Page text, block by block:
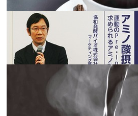
【研究論文超